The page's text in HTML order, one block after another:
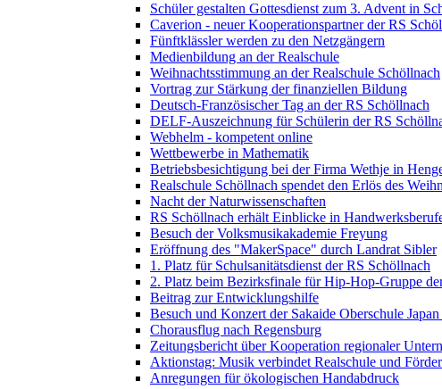
Schüler gestalten Gottesdienst zum 3. Advent in
Caverion - neuer Kooperationspartner der RS
Fünftklässler werden zu den Netzgängern
Medienbildung an der Realschule
Weihnachtsstimmung an der Realschule Schöllnach
Vortrag zur Stärkung der finanziellen Bildung
Deutsch-Französischer Tag an der RS Schöllnach
DELF-Auszeichnung für Schülerin der RS
Webhelm - kompetent online
Wettbewerbe in Mathematik
Betriebsbesichtigung bei der Firma Wethje in
Realschule Schöllnach spendet den Erlös des
Nacht der Naturwissenschaften
RS Schöllnach erhält Einblicke in
Besuch der Volksmusikakademie Freyung
Eröffnung des "MakerSpace" durch Landrat Sibler
1. Platz für Schulsanitätsdienst der RS Schöllnach
2. Platz beim Bezirksfinale für Hip-Hop-Gruppe
Beitrag zur Entwicklungshilfe
Besuch und Konzert der Sakaide Oberschule
Chorausflug nach Regensburg
Zeitungsbericht über Kooperation regionaler
Aktionstag: Musik verbindet Realschule und
Anregungen für ökologischen Handabdruck